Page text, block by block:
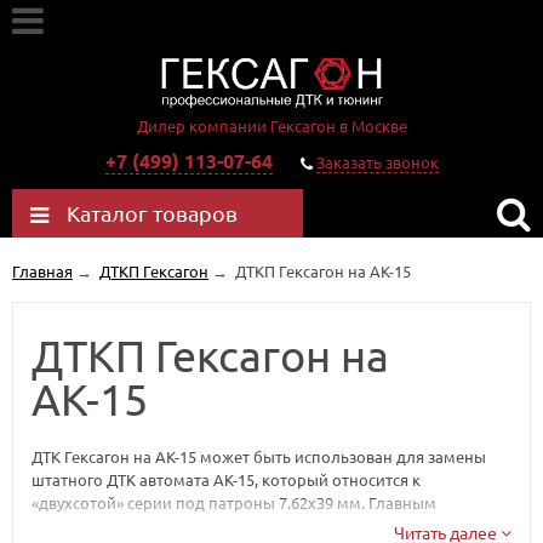
Дилер компании Гексагон в Москве
+7 (499) 113-07-64 Заказать звонок
Каталог товаров
Главная → ДТКП Гексагон → ДТКП Гексагон на АК-15
ДТКП Гексагон на
АК-15
ДТК Гексагон на АК-15 может быть использован для замены
штатного ДТК автомата АК-15, который относится к
«двухсотой» серии под патроны 7.62х39 мм. Главным
отличием глушителя на АК-15 является установка наЧитать далее